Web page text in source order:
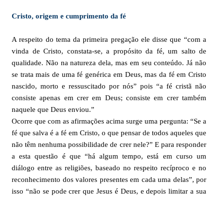
Cristo, origem e cumprimento da fé
A respeito do tema da primeira pregação ele disse que “com a
vinda de Cristo, constata-se, a propósito da fé, um salto de
qualidade. Não na natureza dela, mas em seu conteúdo. Já não
se trata mais de uma fé genérica em Deus, mas da fé em Cristo
nascido, morto e ressuscitado por nós” pois “a fé cristã não
consiste apenas em crer em Deus; consiste em crer também
naquele que Deus enviou.”
Ocorre que com as afirmações acima surge uma pergunta: “Se a
fé que salva é a fé em Cristo, o que pensar de todos aqueles que
não têm nenhuma possibilidade de crer nele?” E para responder
a esta questão é que “há algum tempo, está em curso um
diálogo entre as religiões, baseado no respeito recíproco e no
reconhecimento dos valores presentes em cada uma delas”, por
isso “não se pode crer que Jesus é Deus, e depois limitar a sua